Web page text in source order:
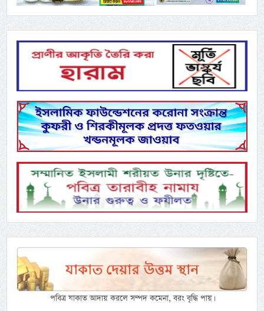
পবিত্র যাকাত আদায় করলে সম্পদ কমেনা, বরং বৃদ্ধি পায়।